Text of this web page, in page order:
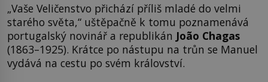
„Vaše Veličenstvo přichází příliš mladé do velmi
starého světa,“ uštěpačně k tomu poznamenává
portugalský novinář a republikán João Chagas
(1863–1925). Krátce po nástupu na trůn se Manuel
vydává na cestu po svém království.